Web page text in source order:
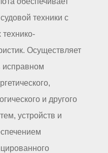
техники с
Осуществляет
исправном
и другого
устройств и